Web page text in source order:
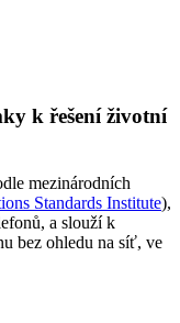
k řešení životní
mezinárodních
Standards Institute),
a slouží k
bez ohledu na síť, ve